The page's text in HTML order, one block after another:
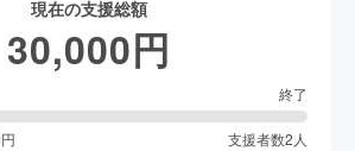
現在の支援総額
30,000円
終了
円 支援者数2 人